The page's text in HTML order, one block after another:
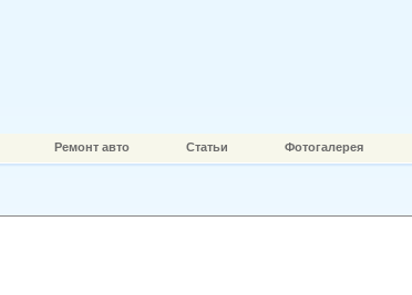
Ремонт авто Статьи Фотогалерея